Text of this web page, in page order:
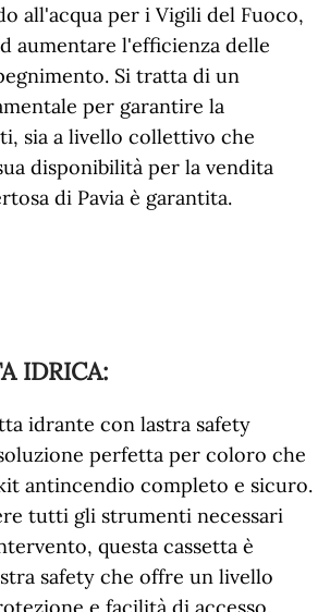
all'acqua per i Vigili del Fuoco,
aumentare l'efficienza delle
Si tratta di un
per garantire la
sia a livello collettivo che
disponibilità per la vendita
di Pavia è garantita.
IDRICA:
idrante con lastra safety
perfetta per coloro che
antincendio completo e sicuro.
tutti gli strumenti necessari
questa cassetta è
safety che offre un livello
e facilità di accesso.